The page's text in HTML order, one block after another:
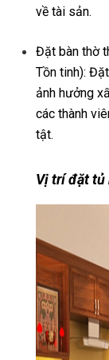
về tài sản.
Đặt bàn thờ
Tồn tinh):
ảnh hưởng
các thành
tật.
Vị trí đặt tủ